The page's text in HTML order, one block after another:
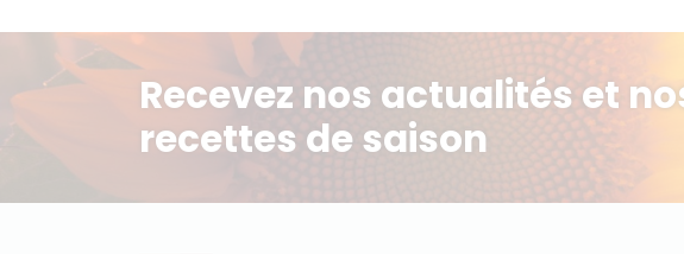
Recevez nos actualités et
recettes de saison